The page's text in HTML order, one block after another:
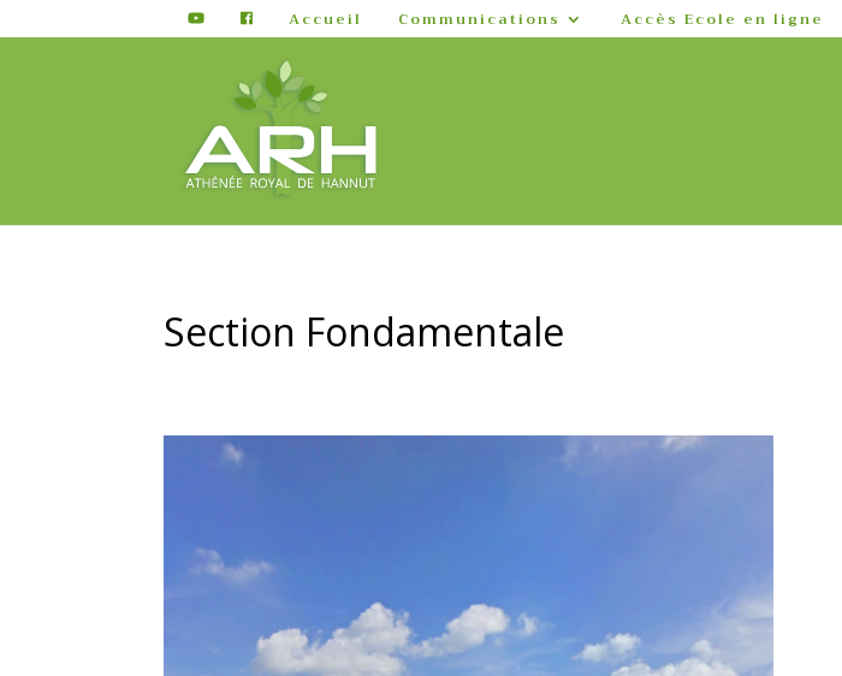
Accueil Communications Accès Ecole en ligne
Section Fondamentale